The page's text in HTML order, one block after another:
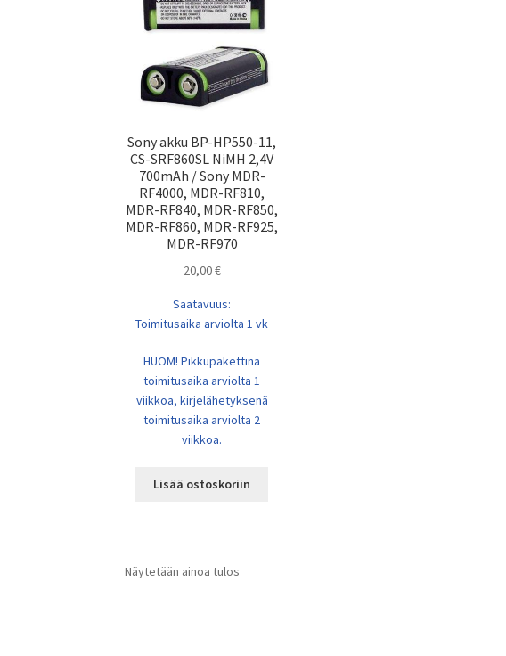
Sony akku BP-HP550-11,
CS-SRF860SL NiMH 2,4V
700mAh / Sony MDR-
RF4000, MDR-RF810,
MDR-RF840, MDR-RF850,
MDR-RF860, MDR-RF925,
MDR-RF970
20,00€
Saatavuus:
Toimitusaika arviolta 1 vk
HUOM! Pikkupakettina
toimitusaika arviolta 1
viikkoa, kirjelähetyksenä
toimitusaika arviolta 2
viikkoa.
Lisää ostoskoriin
Näytetään ainoa tulos